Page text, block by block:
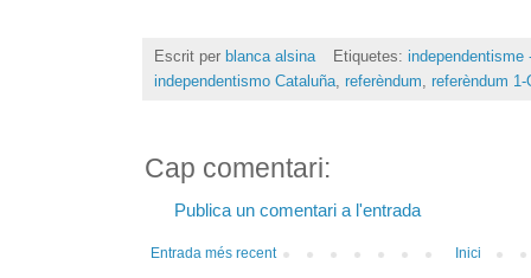
Escrit per blanca alsina Etiquetes: independentisme
independentismo Cataluña, referèndum, referèndum
Cap comentari:
Publica un comentari a l'entrada
Entrada més recent Inici